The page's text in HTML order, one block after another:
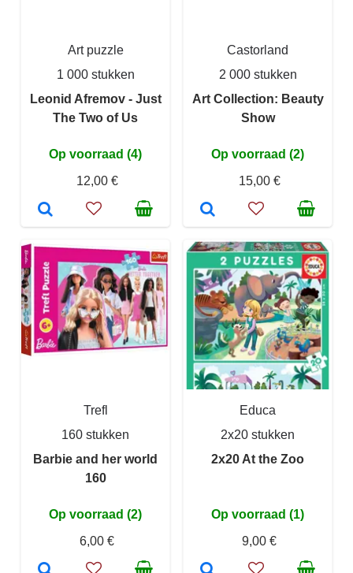
Art puzzle
1 000 stukken
Leonid Afremov - Just
The Two of Us
Op voorraad (4)
12,00 €
Castorland
2 000 stukken
Art Collection: Beauty
Show
Op voorraad (2)
15,00 €
Trefl
160 stukken
Barbie and her world
160
Op voorraad (2)
6,00 €
Educa
2x20 stukken
2x20 At the Zoo
Op voorraad (1)
9,00 €